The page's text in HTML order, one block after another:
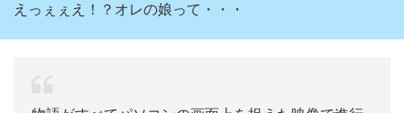
えっぇぇえ！？オレの娘って・・・